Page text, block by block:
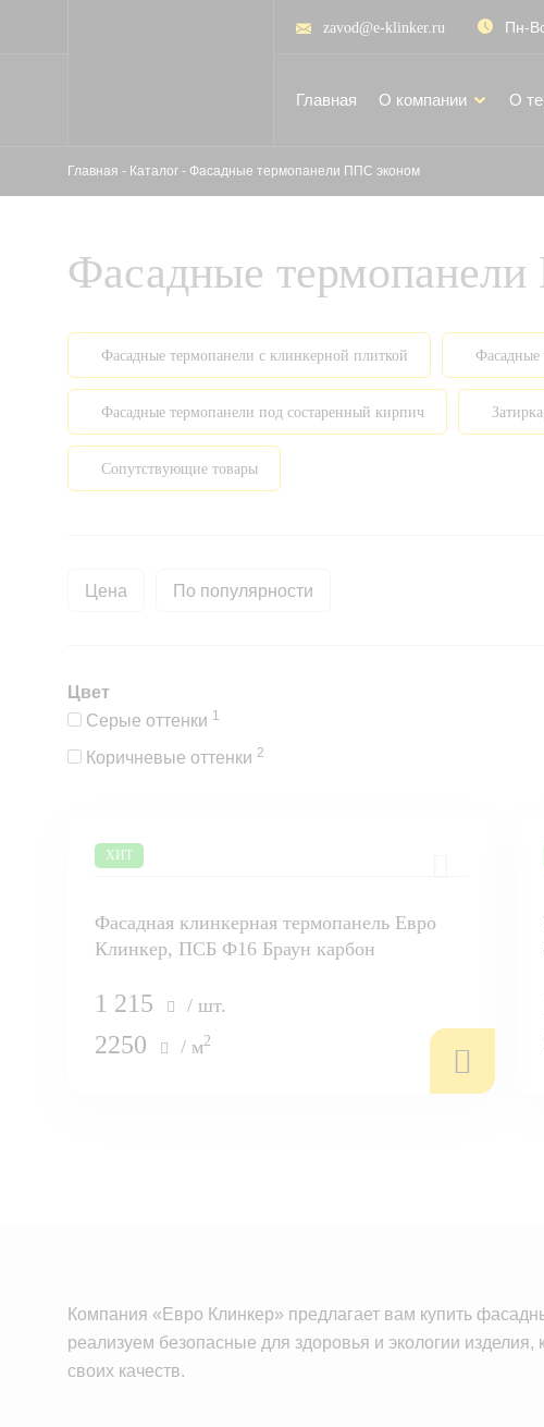
zavod@e-klinker.ru Пн-
Главная О компании О
Главная - Каталог - Фасадные термопанели ППС эконом
Фасадные
Фасадные термопанели с клинкерной плиткой
Фасадные термопанели под состаренный кирпич
Сопутствующие товары
Цена По популярности
Цвет
Серые оттенки 1
Коричневые оттенки 2
ХИТ
Фасадная клинкерная термопанель Евро
Клинкер, ПСБ Ф16 Браун карбон
1 215 / шт.
2250 / м2
Компания «Евро Клинкер» предлагает вам купить
реализуем безопасные для здоровья и экологии
своих качеств.